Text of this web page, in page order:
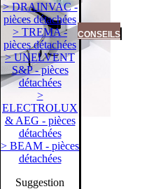
> DRAINVAC -
pièces détachées
> TREMA -
pièces détachées
> UNELVENT
S&P - pièces
détachées
>
ELECTROLUX
& AEG - pièces
détachées
> BEAM - pièces
détachées
Suggestion
CONSEILS